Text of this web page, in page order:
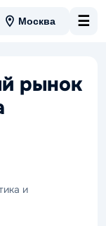
Москва ☰
рынок
и